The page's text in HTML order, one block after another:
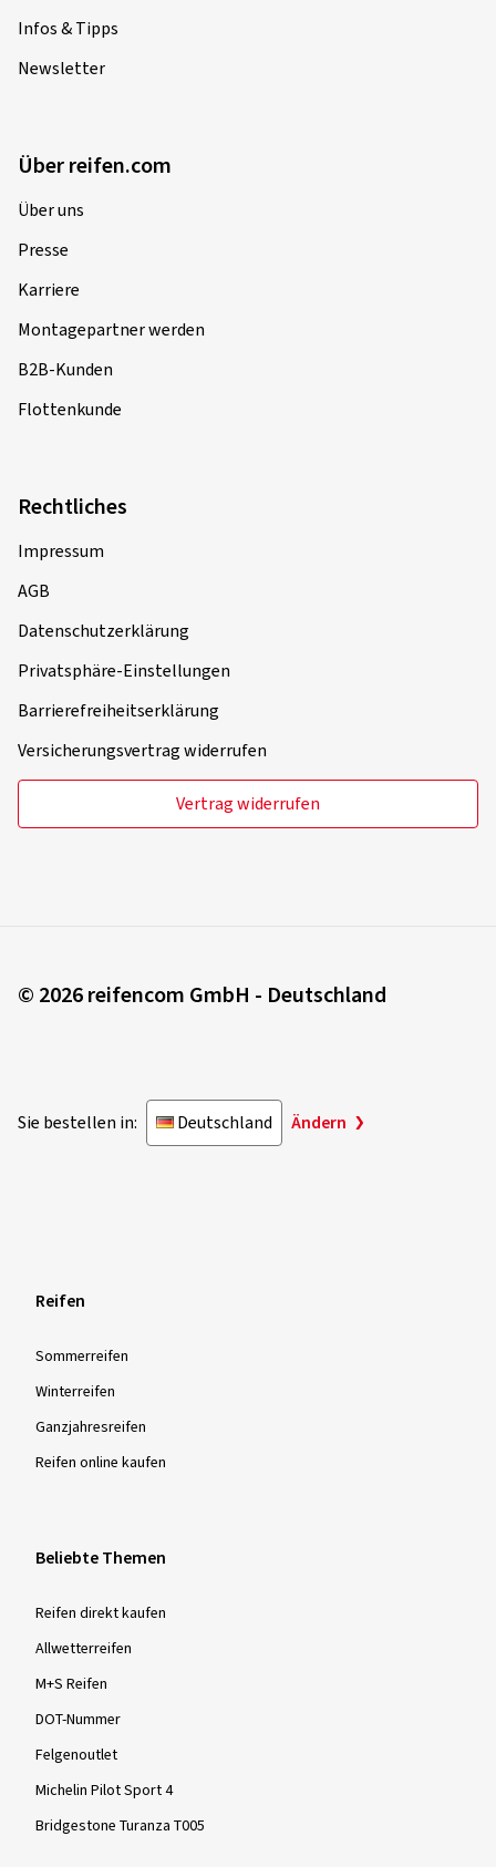
Infos & Tipps
Newsletter
Über reifen.com
Über uns
Presse
Karriere
Montagepartner werden
B2B-Kunden
Flottenkunde
Rechtliches
Impressum
AGB
Datenschutzerklärung
Privatsphäre-Einstellungen
Barrierefreiheitserklärung
Versicherungsvertrag widerrufen
Vertrag widerrufen
© 2026 reifencom GmbH - Deutschland
Sie bestellen in: Deutschland Ändern
Reifen
Sommer­reifen
Winter­reifen
Ganzjahres­reifen
Reifen online kaufen
Beliebte Themen
Reifen direkt kaufen
Allwetterreifen
M+S Reifen
DOT-Nummer
Felgenoutlet
Michelin Pilot Sport 4
Bridgestone Turanza T005